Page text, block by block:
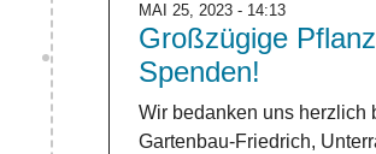
MAI 25, 2023 - 14:13
Großzügige
Spenden!
Wir bedanken uns herzlich
Gartenbau-Friedrich,